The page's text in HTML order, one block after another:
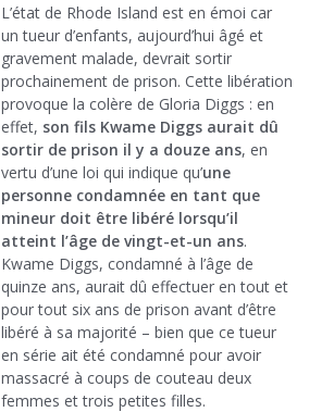
L’état de Rhode Island est en émoi car
un tueur d’enfants, aujourd’hui âgé et
gravement malade, devrait sortir
prochainement de prison. Cette libération
provoque la colère de Gloria Diggs : en
effet, son fils Kwame Diggs aurait dû
sortir de prison il y a douze ans, en
vertu d’une loi qui indique qu’une
personne condamnée en tant que
mineur doit être libéré lorsqu’il
atteint l’âge de vingt-et-un ans.
Kwame Diggs, condamné à l’âge de
quinze ans, aurait dû effectuer en tout et
pour tout six ans de prison avant d’être
libéré à sa majorité – bien que ce tueur
en série ait été condamné pour avoir
massacré à coups de couteau deux
femmes et trois petites filles.